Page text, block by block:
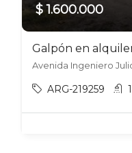
$ 1.600.000
ARG-219259 1